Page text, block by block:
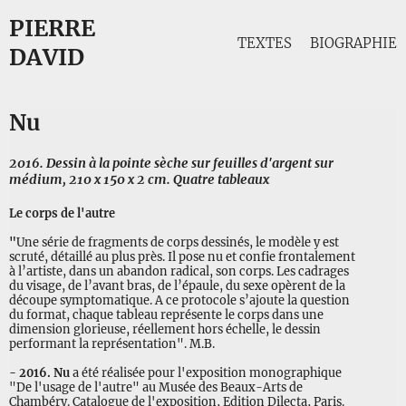
PIERRE
DAVID
TEXTES BIOGRAPHIE
Nu
2016. Dessin à la pointe sèche sur feuilles d'argent sur
médium, 210 x 150 x 2 cm. Quatre tableaux
Le corps de l'autre
"Une série de fragments de corps dessinés, le modèle y est
scruté, détaillé au plus près. Il pose nu et confie frontalement
à l’artiste, dans un abandon radical, son corps. Les cadrages
du visage, de l’avant bras, de l’épaule, du sexe opèrent de la
découpe symptomatique. A ce protocole s’ajoute la question
du format, chaque tableau représente le corps dans une
dimension glorieuse, réellement hors échelle, le dessin
performant la représentation". M.B.
- 2016. Nua été réalisée pour l'exposition monographique
"De l'usage de l'autre" au Musée des Beaux-Arts de
Chambéry. Catalogue de l'exposition, Edition Dilecta, Paris.